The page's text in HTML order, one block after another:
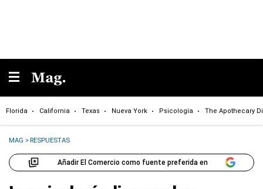
Florida California Texas Nueva York Psicología The Apothecary
MAG >RESPUESTAS
Añadir El Comercio como fuente preferida en